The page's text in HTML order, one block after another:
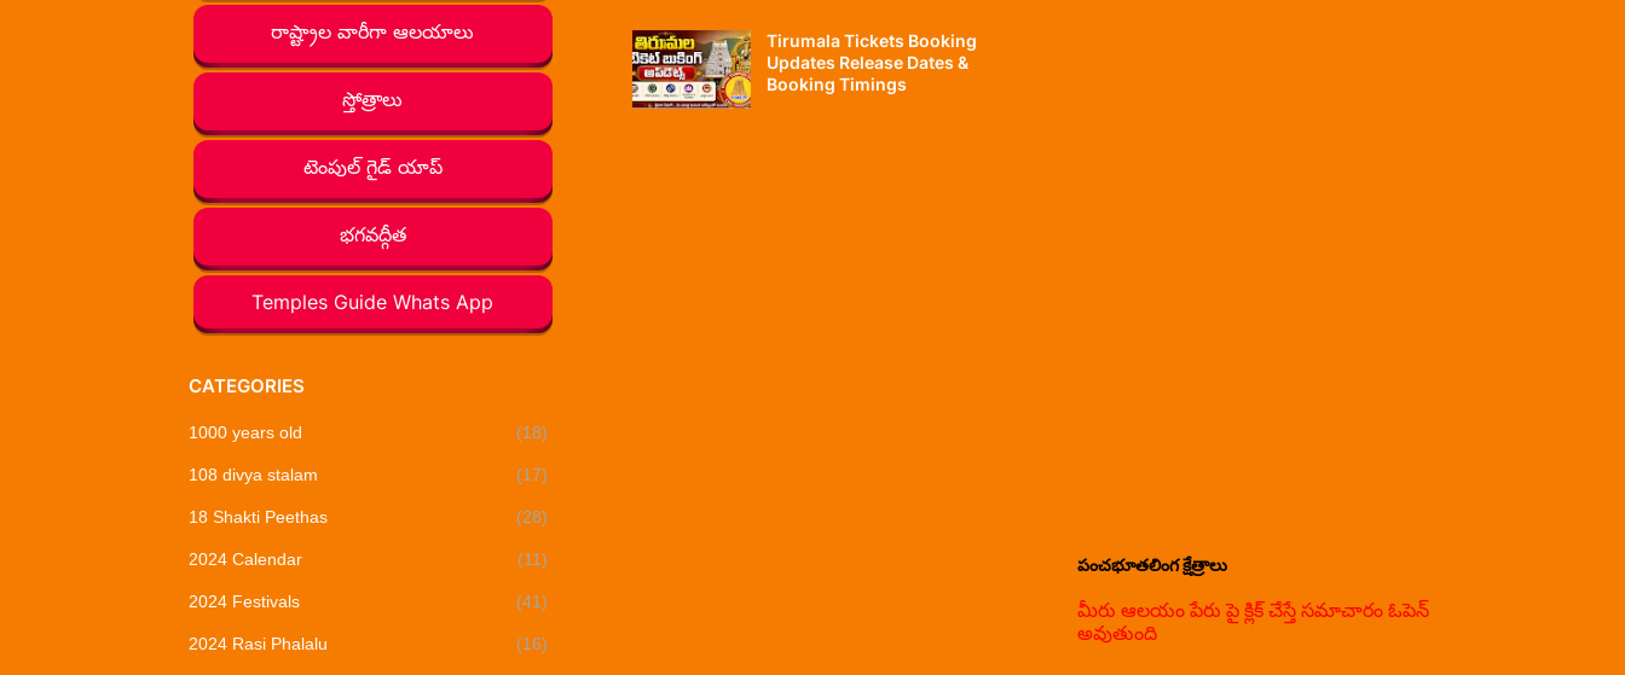
రాష్ట్రాల వారీగా ఆలయాలు
స్తోత్రాలు
టెంపుల్ గైడ్ యాప్
భగవద్గీత
Temples Guide Whats App
CATEGORIES
1000 years old (18)
108 divya stalam (17)
18 Shakti Peethas (28)
2024 Calendar (11)
2024 Festivals (41)
2024 Rasi Phalalu (16)
Tirumala Tickets Booking
Updates Release Dates &
Booking Timings
పంచభూతలింగ క్షేత్రాలు
మీరు ఆలయం పేరు పై క్లిక్ చేస్తే సమాచారం ఓపెన్
అవుతుంది